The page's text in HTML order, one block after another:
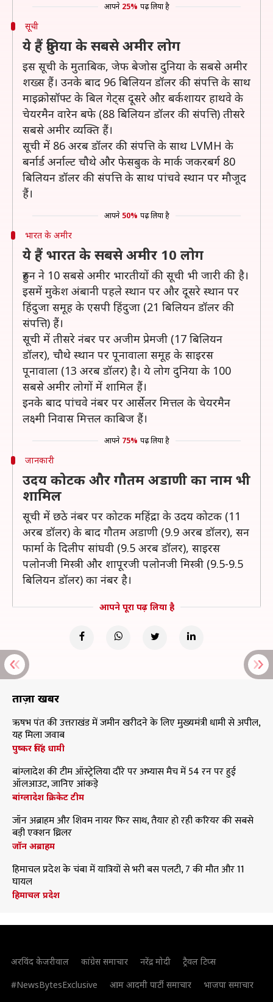
आपने 25% पढ़ लिया है
सूची
ये हैं दुनिया के सबसे अमीर लोग
इस सूची के मुताबिक, जेफ बेजोस दुनिया के सबसे अमीर
शख्स हैं। उनके बाद 96 बिलियन डॉलर की संपत्ति के साथ
माइक्रोसॉफ्ट के बिल गेट्स दूसरे औऱ बर्कशायर हाथवे के
चेयरमैन वारेन बफे (88 बिलियन डॉलर की संपत्ति) तीसरे
सबसे अमीर व्यक्ति हैं।
सूची में 86 अरब डॉलर की संपत्ति के साथ LVMH के
बर्नार्ड अर्नाल्ट चौथे और फेसबुक के मार्क जकरबर्ग 80
बिलियन डॉलर की संपत्ति के साथ पांचवे स्थान पर मौजूद
हैं।
आपने 50% पढ़ लिया है
भारत के अमीर
ये हैं भारत के सबसे अमीर 10 लोग
हुरुन ने 10 सबसे अमीर भारतीयों की सूची भी जारी की है।
इसमें मुकेश अंबानी पहले स्थान पर और दूसरे स्थान पर
हिंदुजा समूह के एसपी हिंदुजा (21 बिलियन डॉलर की
संपत्ति) हैं।
सूची में तीसरे नंबर पर अजीम प्रेमजी (17 बिलियन
डॉलर), चौथे स्थान पर पूनावाला समूह के साइरस
पूनावाला (13 अरब डॉलर) है। ये लोग दुनिया के 100
सबसे अमीर लोगों में शामिल हैं।
इनके बाद पांचवे नंबर पर आर्सेलर मित्तल के चेयरमैन
लक्ष्मी निवास मित्तल काबिज हैं।
आपने 75% पढ़ लिया है
जानकारी
उदय कोटक और गौतम अडाणी का नाम भी
शामिल
सूची में छठे नंबर पर कोटक महिंद्रा के उदय कोटक (11
अरब डॉलर) के बाद गौतम अडाणी (9.9 अरब डॉलर), सन
फार्मा के दिलीप सांघवी (9.5 अरब डॉलर), साइरस
पलोनजी मिस्त्री और शापूरजी पलोनजी मिस्त्री (9.5-9.5
बिलियन डॉलर) का नंबर है।
आपने पूरा पढ़ लिया है
ताज़ा खबरें
ऋषभ पंत की उत्तराखंड में जमीन खरीदने के लिए मुख्यमंत्री धामी से अपील,
यह मिला जवाब
पुष्कर सिंह धामी
बांग्लादेश की टीम ऑस्ट्रेलिया दौरे पर अभ्यास मैच में 54 रन पर हुई
ऑलआउट, जानिए आंकड़े
बांग्लादेश क्रिकेट टीम
जॉन अब्राहम और शिवम नायर फिर साथ, तैयार हो रही करियर की सबसे
बड़ी एक्शन थ्रिलर
जॉन अब्राहम
हिमाचल प्रदेश के चंबा में यात्रियों से भरी बस पलटी, 7 की मौत और 11
घायल
हिमाचल प्रदेश
अरविंद केजरीवाल कांग्रेस समाचार नरेंद्र मोदी
ट्रैवल टिप्स
#NewsBytesExclusive
आम आदमी पार्टी समाचार भाजपा समाचार